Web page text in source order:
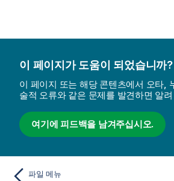
이 페이지가 도움이 되었습니까?
이 페이지 또는 해당 콘텐츠에서 오타,
술적 오류와 같은 문제를 발견하면 알
여기에 피드백을 남겨주십시오.
파일 메뉴